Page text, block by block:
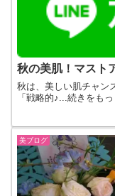
秋の美肌！マスト
秋は、美しい肌チャン
「戦略的♪...続きをも
美ブログ